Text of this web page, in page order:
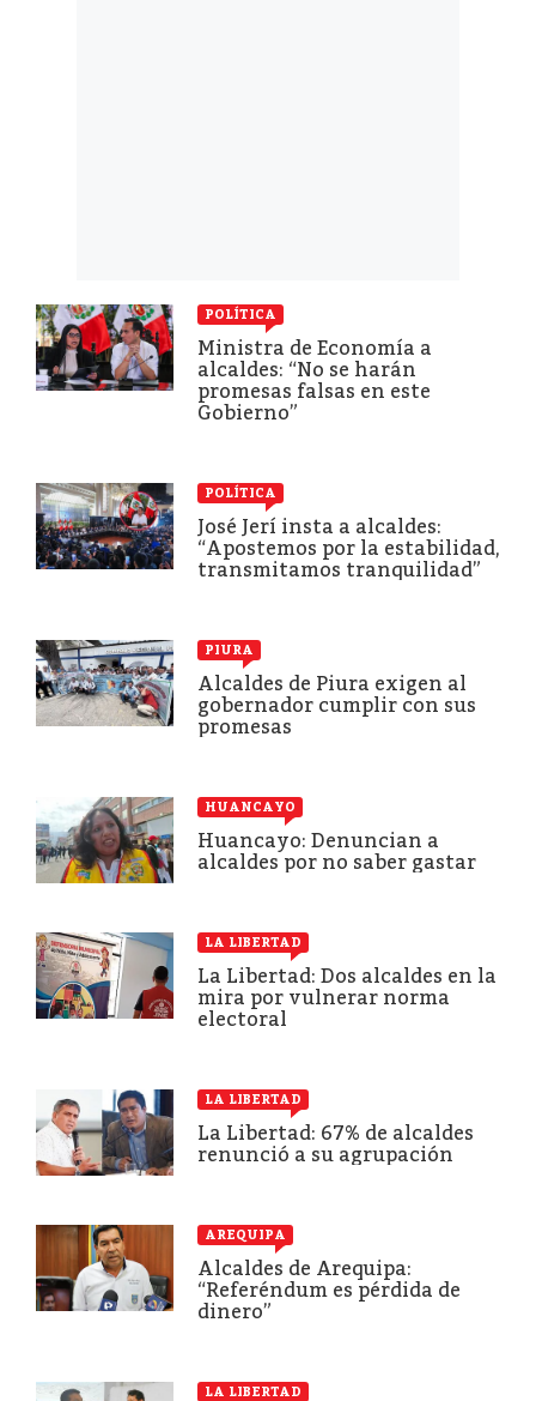
POLÍTICA
Ministra de Economía a
alcaldes: “No se harán
promesas falsas en este
Gobierno”
POLÍTICA
José Jerí insta a alcaldes:
“Apostemos por la estabilidad,
transmitamos tranquilidad”
PIURA
Alcaldes de Piura exigen al
gobernador cumplir con sus
promesas
HUANCAYO
Huancayo: Denuncian a
alcaldes por no saber gastar
LA LIBERTAD
La Libertad: Dos alcaldes en la
mira por vulnerar norma
electoral
LA LIBERTAD
La Libertad: 67% de alcaldes
renunció a su agrupación
AREQUIPA
Alcaldes de Arequipa:
“Referéndum es pérdida de
dinero”
LA LIBERTAD